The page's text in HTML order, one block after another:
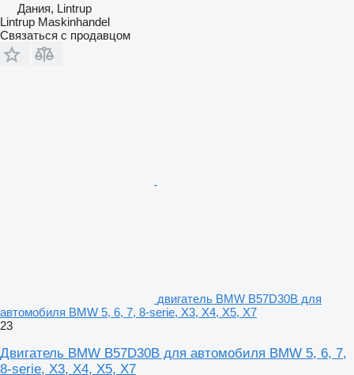
Дания, Lintrup
Lintrup Maskinhandel
Связаться с продавцом
двигатель BMW B57D30B для
автомобиля BMW 5, 6, 7, 8-serie, X3, X4, X5, X7
23
Двигатель BMW B57D30B для автомобиля BMW 5, 6, 7,
8-serie, X3, X4, X5, X7